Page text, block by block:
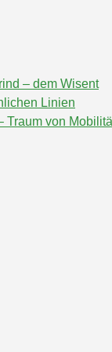
– dem Wisent
Linien
Traum von